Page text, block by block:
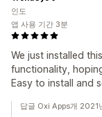
We just installed
functionality,
Easy to install and
인도
앱 사용 기간 3분
답글 Oxi Apps개 2021